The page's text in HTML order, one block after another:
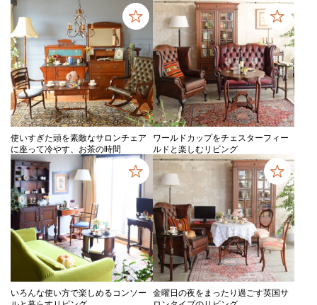
使いすぎた頭を素敵なサロンチェア
に座って冷やす、お茶の時間
ワールドカップをチェスターフィー
ルドと楽しむリビング
いろんな使い方で楽しめるコンソー 金曜日の夜をまったり過ごす英国サ